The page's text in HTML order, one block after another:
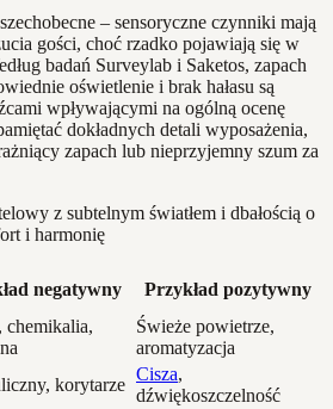
– sensoryczne czynniki mają
gości, choć rzadko pojawiają się w
badań Surveylab i Saketos, zapach
oświetlenie i brak hałasu są
wpływającymi na ogólną ocenę
dokładnych detali wyposażenia,
zapach lub nieprzyjemny szum za
negatywny Przykład pozytywny
chemikalia,
Świeże powietrze,
aromatyzacja
korytarze
Cisza,
dźwiękoszczelność